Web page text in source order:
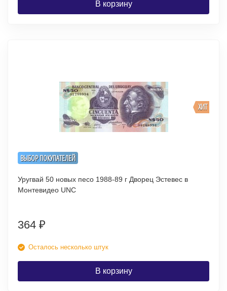
В корзину
ВЫБОР ПОКУПАТЕЛЕЙ
ХИТ
Уругвай 50 новых песо 1988-89 г Дворец Эстевес в
Монтевидео UNC
364 ₽
Осталось несколько штук
В корзину